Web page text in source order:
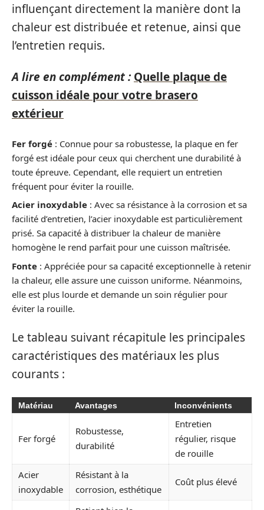
influençant directement la manière dont la
chaleur est distribuée et retenue, ainsi que
l’entretien requis.
A lire en complément : Quelle plaque de
cuisson idéale pour votre brasero
extérieur
Fer forgé : Connue pour sa robustesse, la plaque en fer
forgé est idéale pour ceux qui cherchent une durabilité à
toute épreuve. Cependant, elle requiert un entretien
fréquent pour éviter la rouille.
Acier inoxydable : Avec sa résistance à la corrosion et sa
facilité d’entretien, l’acier inoxydable est particulièrement
prisé. Sa capacité à distribuer la chaleur de manière
homogène le rend parfait pour une cuisson maîtrisée.
Fonte : Appréciée pour sa capacité exceptionnelle à retenir
la chaleur, elle assure une cuisson uniforme. Néanmoins,
elle est plus lourde et demande un soin régulier pour
éviter la rouille.
Le tableau suivant récapitule les principales
caractéristiques des matériaux les plus
courants :
Matériau Avantages Inconvénients
Fer forgé
Robustesse,
durabilité
Entretien
régulier, risque
de rouille
Acier
inoxydable
Résistant à la
corrosion, esthétique
Coût plus élevé